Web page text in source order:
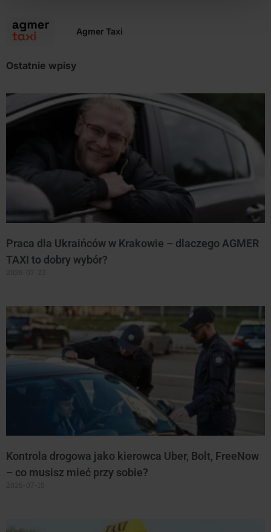
Agmer Taxi
Ostatnie wpisy
Praca dla Ukraińców w Krakowie – dlaczego AGMER
TAXI to dobry wybór?
Kontrola drogowa jako kierowca Uber, Bolt, FreeNow
– co musisz mieć przy sobie?